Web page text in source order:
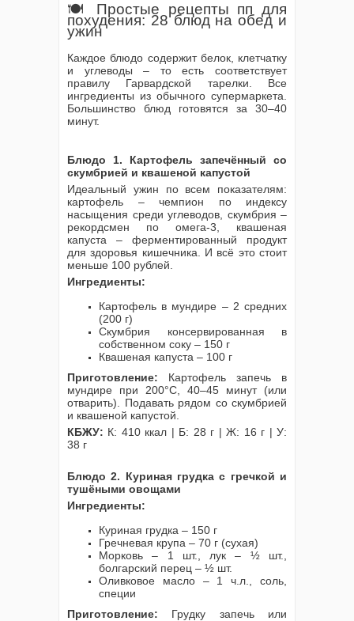
🍽️ Простые рецепты пп для
похудения: 28 блюд на обед и
ужин
Каждое блюдо содержит белок, клетчатку
и углеводы – то есть соответствует
правилу Гарвардской тарелки. Все
ингредиенты из обычного супермаркета.
Большинство блюд готовятся за 30–40
минут.
Блюдо 1. Картофель запечённый со
скумбрией и квашеной капустой
Идеальный ужин по всем показателям:
картофель – чемпион по индексу
насыщения среди углеводов, скумбрия –
рекордсмен по омега-3, квашеная
капуста – ферментированный продукт
для здоровья кишечника. И всё это стоит
меньше 100 рублей.
Ингредиенты:
Картофель в мундире – 2 средних
(200 г)
Скумбрия консервированная в
собственном соку – 150 г
Квашеная капуста – 100 г
Приготовление: Картофель запечь в
мундире при 200°C, 40–45 минут (или
отварить). Подавать рядом со скумбрией
и квашеной капустой.
КБЖУ: К: 410 ккал | Б: 28 г | Ж: 16 г | У:
38 г
Блюдо 2. Куриная грудка с гречкой и
тушёными овощами
Ингредиенты:
Куриная грудка – 150 г
Гречневая крупа – 70 г (сухая)
Морковь – 1 шт., лук – ½ шт.,
болгарский перец – ½ шт.
Оливковое масло – 1 ч.л., соль,
специи
Приготовление: Грудку запечь или